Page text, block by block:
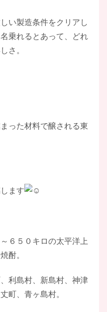
い製造条件をクリアし
乗れるとあって、どれ
さ。
った材料で醸される東
ます
６５０キロの太平洋上
酎。
利島村、新島村、神津
町、青ヶ島村。